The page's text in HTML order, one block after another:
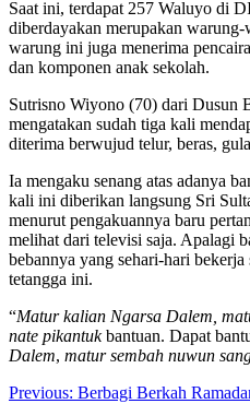
Saat ini, terdapat 257 Waluyo di
diberdayakan merupakan
warung ini juga menerima
dan komponen anak sekolah.
Sutrisno Wiyono (70) dari Dusun
mengatakan sudah tiga kali
diterima berwujud telur, beras,
Ia mengaku senang atas adanya
kali ini diberikan langsung Sri
menurut pengakuannya baru
melihat dari televisi saja. Apalagi
bebannya yang sehari-hari
tetangga ini.
“Matur kalian Ngarsa Dalem,
nate pikantukbantuan. Dapat
Dalem, matur sembah nuwun
Previous: Berbagi Berkah